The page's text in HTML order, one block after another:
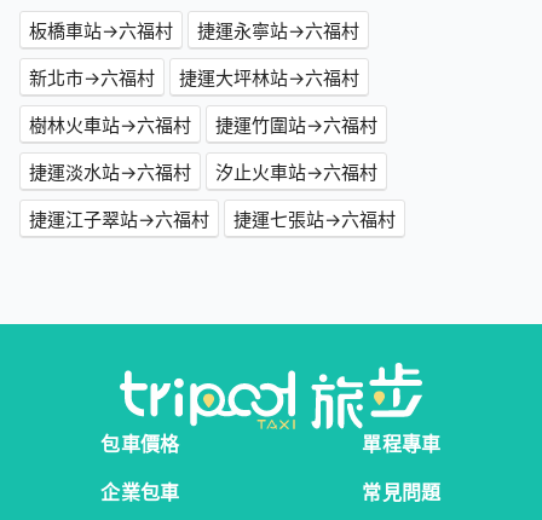
板橋車站→六福村
捷運永寧站→六福村
新北市→六福村
捷運大坪林站→六福村
樹林火車站→六福村
捷運竹圍站→六福村
捷運淡水站→六福村
汐止火車站→六福村
捷運江子翠站→六福村
捷運七張站→六福村
包車價格
單程專車
企業包車
常見問題